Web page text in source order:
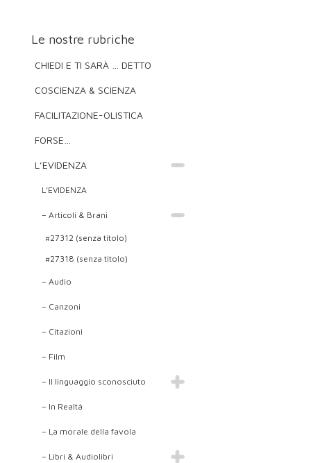
Le nostre rubriche
CHIEDI E TI SARÀ … DETTO
COSCIENZA & SCIENZA
FACILITAZIONE-OLISTICA
FORSE…
L’EVIDENZA
L’EVIDENZA
– Articoli & Brani
#27312 (senza titolo)
#27318 (senza titolo)
– Audio
– Canzoni
– Citazioni
– Film
– Il linguaggio sconosciuto
– In Realtà
– La morale della favola
– Libri & Audiolibri